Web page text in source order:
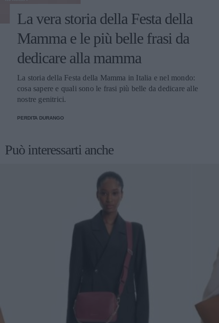
La vera storia della Festa della
Mamma e le più belle frasi da
dedicare alla mamma
La storia della Festa della Mamma in Italia e nel mondo:
cosa sapere e quali sono le frasi più belle da dedicare alle
nostre genitrici.
PERDITA DURANGO
Può interessarti anche